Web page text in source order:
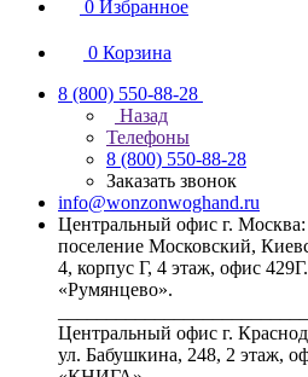
0 Избранное
0 Корзина
8 (800) 550-88-28
Назад
Телефоны
8 (800) 550-88-28
Заказать звонок
info@wonzonwoghand.ru
Центральный офис г. Москва:
поселение Московский,
4, корпус Г, 4 этаж, офис
«Румянцево».
Центральный офис г.
ул. Бабушкина, 248, 2 этаж,